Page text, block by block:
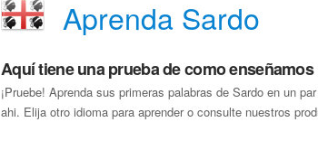
Aprenda Sardo
Aquí tiene una prueba de como
¡Pruebe! Aprenda sus primeras palabras de Sardo en un
ahi. Elija otro idioma para aprender o consulte nuestros